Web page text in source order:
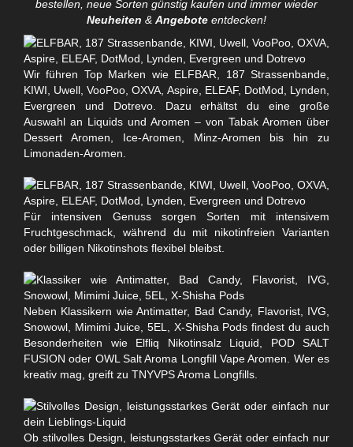
bestellen, neue Sorten günstig kaufen und immer wieder
Neuheiten & Angebote entdecken!
Wir führen Top Marken wie ELFBAR, 187 Strassenbande,
KIWI, Uwell, VooPoo, OXVA, Aspire, ELEAF, DotMod, Lynden,
Evergreen und Dotrevo. Dazu erhältst du eine große
Auswahl an Liquids und Aromen – von Tabak Aromen über
Dessert Aromen, Ice-Aromen, Minz-Aromen bis hin zu
Limonaden-Aromen.
Für intensiven Genuss sorgen Sorten mit intensivem
Fruchtgeschmack, während du mit nikotinfreien Varianten
oder billigen Nikotinshots flexibel bleibst.
Neben Klassikern wie Antimatter, Bad Candy, Flavorist, IVG,
Snowowl, Mimimi Juice, 5EL, X-Shisha Pods findest du auch
Besonderheiten wie Elfliq Nikotinsalz Liquid, POD SALT
FUSION oder OWL Salt Aroma Longfill Vape Aromen. Wer es
kreativ mag, greift zu TNYVPS Aroma Longfills.
Ob stilvolles Design, leistungsstarkes Gerät oder einfach nur